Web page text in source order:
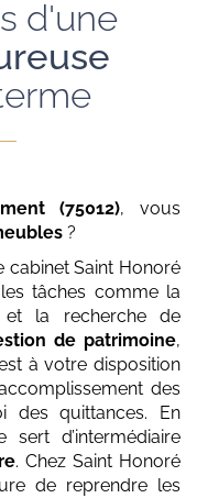
d'une
(75012), vous
?
cabinet Saint Honoré
tâches comme la
et la recherche de
de patrimoine,
à votre disposition
des
des quittances. En
sert d’intermédiaire
. Chez Saint Honoré
de reprendre les